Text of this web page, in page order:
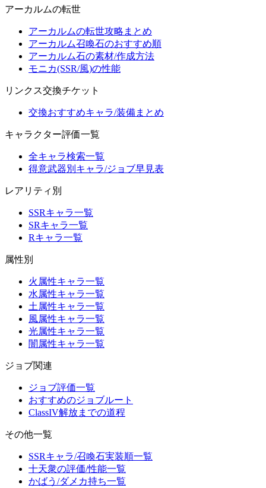
アーカルムの転世
アーカルムの転世攻略まとめ
アーカルム召喚石のおすすめ順
アーカルム石の素材/作成方法
モニカ(SSR/風)の性能
リンクス交換チケット
交換おすすめキャラ/装備まとめ
キャラクター評価一覧
全キャラ検索一覧
得意武器別キャラ/ジョブ早見表
レアリティ別
SSRキャラ一覧
SRキャラ一覧
Rキャラ一覧
属性別
火属性キャラ一覧
水属性キャラ一覧
土属性キャラ一覧
風属性キャラ一覧
光属性キャラ一覧
闇属性キャラ一覧
ジョブ関連
ジョブ評価一覧
おすすめのジョブルート
ClassIV解放までの道程
その他一覧
SSRキャラ/召喚石実装順一覧
十天衆の評価/性能一覧
かばう/ダメカ持ち一覧